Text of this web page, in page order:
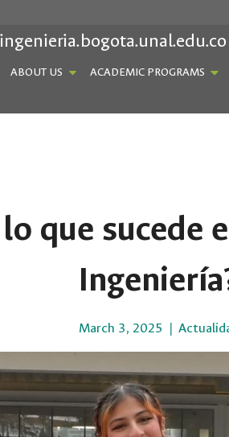
ingenieria.bogota.unal.edu.co
ABOUT US ACADEMIC PROGRAMS
que sucede
March 3, 2025